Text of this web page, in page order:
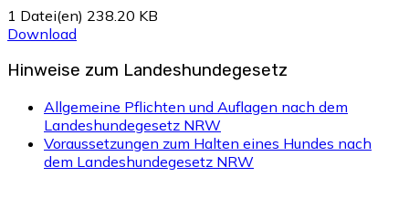
1 Datei(en) 238.20 KB
Download
Hinweise zum Landeshundegesetz
Allgemeine Pflichten und Auflagen nach dem
Landeshundegesetz NRW
Voraussetzungen zum Halten eines Hundes nach
dem Landeshundegesetz NRW